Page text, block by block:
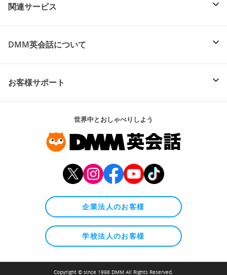
関連サービス
DMM英会話について
お客様サポート
世界中とおしゃべりしよう
企業法人のお客様
学校法人のお客様
Copyright © since 1998 DMM All Rights Reserved.